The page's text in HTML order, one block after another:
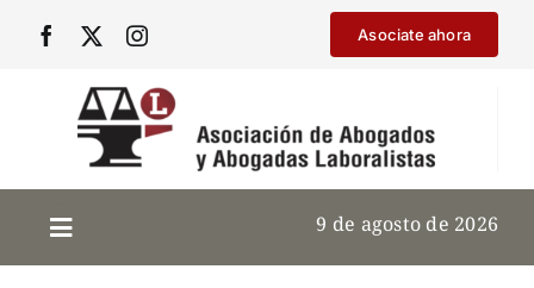
Asociate ahora
9 de agosto de 2026